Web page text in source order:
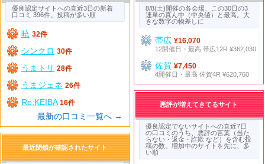
優良認定サイトへの直近3日の新着
口コミ 396件。投稿が多い順
暁 32件
シンクロ 30件
うまトリ 28件
うまジェネ 26件
Re:KEIBA 16件
最新の口コミ一覧へ →
8/8(土)開催の各会場、この30日の3
連単の真ん中（中央値）と最高。大
きな数字の物差しに
帯広¥16,070
12開催日・最高 帯広12R ¥362,030
佐賀¥7,450
4開催日・最高 佐賀4R ¥620,760
悪評が増えてきてるサイト
優良認定でないサイトへの直近7日
の口コミのうち、悪評の言葉（当た
らない・返金・詐欺 など）を含む投
稿の数。増加中のサイトを先に、多
い順
最近閉鎖が確認されたサイト